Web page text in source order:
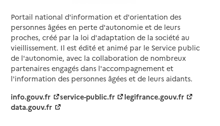
Portail national d'information et d'orientation des
personnes âgées en perte d'autonomie et de leurs
proches, créé par la loi d'adaptation de la société au
vieillissement. Il est édité et animé par le Service public
de l'autonomie, avec la collaboration de nombreux
partenaires engagés dans l'accompagnement et
l'information des personnes âgées et de leurs aidants.
info.gouv.fr
service-public.fr
legifrance.gouv.fr
data.gouv.fr